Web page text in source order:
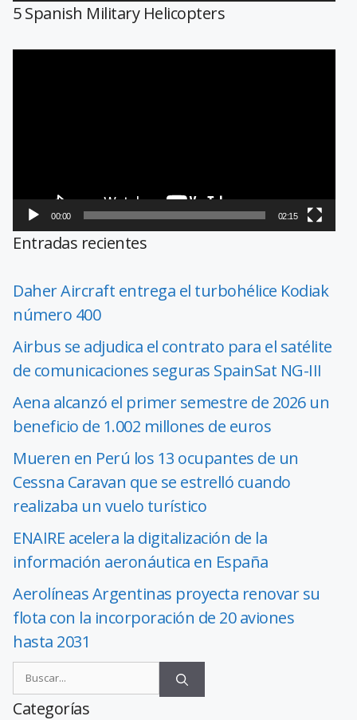
5 Spanish Military Helicopters
00:00 02:15
Entradas recientes
Daher Aircraft entrega el turbohélice Kodiak
número 400
Airbus se adjudica el contrato para el satélite
de comunicaciones seguras SpainSat NG-III
Aena alcanzó el primer semestre de 2026 un
beneficio de 1.002 millones de euros
Mueren en Perú los 13 ocupantes de un
Cessna Caravan que se estrelló cuando
realizaba un vuelo turístico
ENAIRE acelera la digitalización de la
información aeronáutica en España
Aerolíneas Argentinas proyecta renovar su
flota con la incorporación de 20 aviones
hasta 2031
Categorías